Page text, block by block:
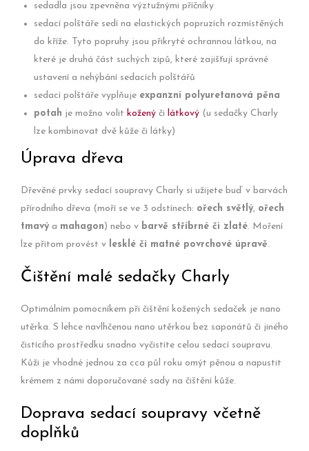
sedadla jsou zpevněna výztužnými příčníky
sedací polštáře sedí na elastických popruzích rozmístěných
do kříže. Tyto popruhy jsou přikryté ochrannou látkou, na
které je druhá část suchých zipů, které zajišťují správné
ustavení a nehýbání sedacích polštářů
sedací polštáře vyplňuje expanzní polyuretanová pěna
potah je možno volit kožený či látkový (u sedačky Charly
lze kombinovat dvě kůže či látky)
Úprava dřeva
Dřevěné prvky sedací soupravy Charly si užijete buď v barvách
přírodního dřeva (moří se ve 3 odstínech: ořech světlý, ořech
tmavý a mahagon) nebo v barvě stříbrné či zlaté. Moření
lze přitom provést v lesklé či matné povrchové úpravě.
Čištění malé sedačky Charly
Optimálním pomocníkem při čištění kožených sedaček je nano
utěrka. S lehce navlhčenou nano utěrkou bez saponátů či jiného
čistícího prostředku snadno vyčistíte celou sedací soupravu.
Kůži je vhodné jednou za cca půl roku omýt pěnou a napustit
krémem z námi doporučované sady na čištění kůže.
Doprava sedací soupravy včetně
doplňků